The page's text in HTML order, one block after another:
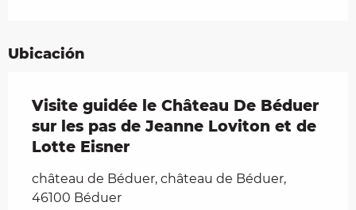
Ubicación
Visite guidée le Château De Béduer
sur les pas de Jeanne Loviton et de
Lotte Eisner
château de Béduer, château de Béduer,
46100 Béduer